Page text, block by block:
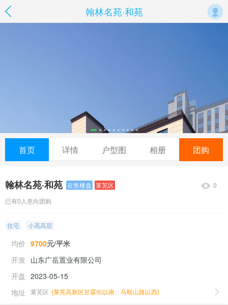
翰林名苑·和苑
首页 详情 户型图 相册 团购
0
翰林名苑·和苑 在售楼盘 莱芜区
已有0人意向团购
住宅 小高高层
均价 9700元/平米
开发 山东广岳置业有限公司
开盘 2023-05-15
地址
莱芜区 (莱芜高新区甘霖街以南、马鞍山路以西)